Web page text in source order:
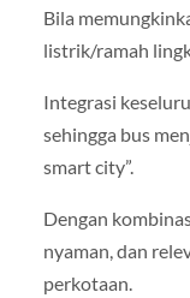
Bila
listrik/ramah
Integrasi
sehingga bus
smart city”.
Dengan
nyaman, dan
perkotaan.